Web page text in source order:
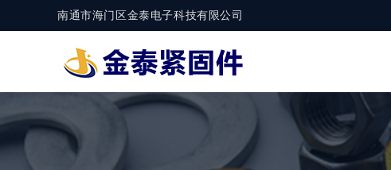
南通市海门区金泰电子科技有限公司